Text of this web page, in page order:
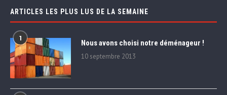
ARTICLES LES PLUS LUS DE LA SEMAINE
1 Nous avons choisi notre déménageur !
10 septembre 2013